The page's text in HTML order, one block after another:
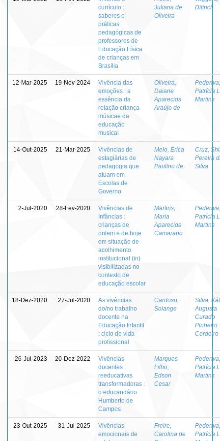
currículo :
saberes e
práticas
pedagógicas de
professores de
Educação Física
de crianças em
Brasília
Juliana de
Oliveira
Dittrich
12-Mar-2025 19-Nov-2024
Vivência das
emoções : a
essência da
relação criança-
músicae da
educação
musical
Oliveira,
Daiane
Aparecida
Araújo de
Pederiva,
Patrícia
Martins
14-Out-2025 21-Mar-2025
Vivências de
estagiárias de
pedagogia que
atuam em
Escolas de
Governo
Melo, Érica
Nayara
Paulino de
Cruz,
Pereira
Silva
2-Jul-2020 28-Fev-2020
Vivências de
Infâncias :
crianças de
ontem e de hoje
em situação de
acolhimento
institucional (in)
visibilizadas no
contexto de
educação escolar
Martins,
Maria
Aparecida
Camarano
Pederiva,
Patrícia
Martins
18-Dez-2020 27-Jul-2020
As vivências
do/no trabalho
docente na
Educação Infantil
: ciclo de vida
profissional
Cardoso,
Solange
Silva,
Augusta
Curado
Pinheiro
Cordeiro
26-Jul-2023 20-Dez-2022
Vivências
docentes
reeducativas
transformadoras :
o educandário
Humberto de
Campos
Marques
Filho,
Edson
Cesar
Pederiva,
Patrícia
Martins
23-Out-2025 31-Jul-2025
Vivências
emocionais de
Freire,
Carolina de
Pederiva,
Patrícia